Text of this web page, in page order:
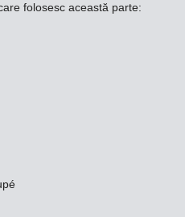
folosesc această parte: